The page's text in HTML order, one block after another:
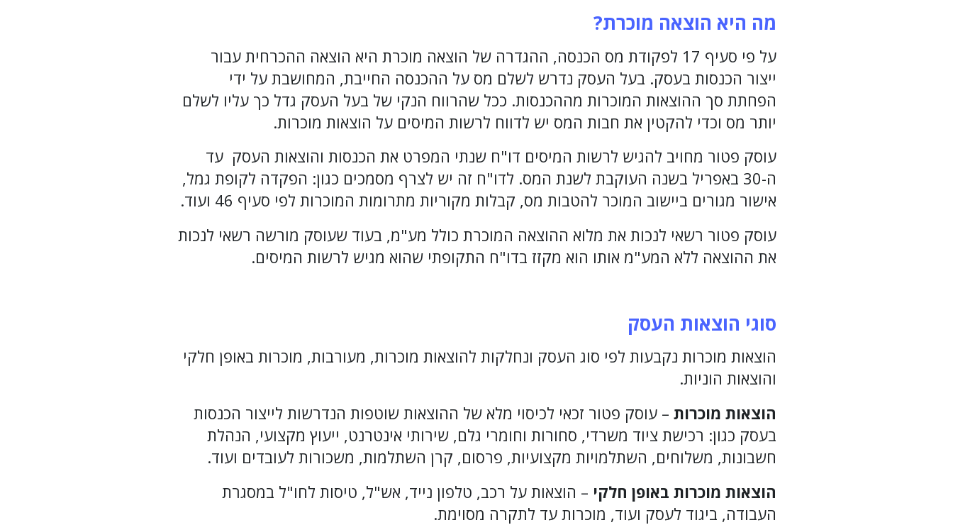
מה היא הוצאה מוכרת?
על פי סעיף 17 לפקודת מס הכנסה, ההגדרה של הוצאה מוכרת היא הוצאה ההכרחית עבור
ייצור הכנסות בעסק. בעל העסק נדרש לשלם מס על ההכנסה החייבת, המחושבת על ידי
הפחתת סך ההוצאות המוכרות מההכנסות. ככל שהרווח הנקי של בעל העסק גדל כך עליו לשלם
יותר מס וכדי להקטין את חבות המס יש לדווח לרשות המיסים על הוצאות מוכרות.
עוסק פטור מחויב להגיש לרשות המיסים דו"ח שנתי המפרט את הכנסות והוצאות העסק עד
ה-30 באפריל בשנה העוקבת לשנת המס. לדו"ח זה יש לצרף מסמכים כגון: הפקדה לקופת גמל,
אישור מגורים ביישוב המוכר להטבות מס, קבלות מקוריות מתרומות המוכרות לפי סעיף 46 ועוד.
עוסק פטור רשאי לנכות את מלוא ההוצאה המוכרת כולל מע"מ, בעוד שעוסק מורשה רשאי לנכות
את ההוצאה ללא המע"מ אותו הוא מקזז בדו"ח התקופתי שהוא מגיש לרשות המיסים.
סוגי הוצאות העסק
הוצאות מוכרות נקבעות לפי סוג העסק ונחלקות להוצאות מוכרות, מעורבות, מוכרות באופן חלקי
והוצאות הוניות.
הוצאות מוכרות – עוסק פטור זכאי לכיסוי מלא של ההוצאות שוטפות הנדרשות לייצור הכנסות
בעסק כגון: רכישת ציוד משרדי, סחורות וחומרי גלם, שירותי אינטרנט, ייעוץ מקצועי, הנהלת
חשבונות, משלוחים, השתלמויות מקצועיות, פרסום, קרן השתלמות, משכורות לעובדים ועוד.
הוצאות מוכרות באופן חלקי – הוצאות על רכב, טלפון נייד, אש"ל, טיסות לחו"ל במסגרת
העבודה, ביגוד לעסק ועוד, מוכרות עד לתקרה מסוימת.